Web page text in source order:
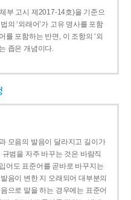
부 고시 제2017-14호)을 기준으
의 ‘외래어’가 고유 명사를 포함
포함하는 반면, 이 조항의 ‘외
좁은 개념이다.
모음의 발음이 달라지고 길이가
범을 자주 바꾸는 것은 바람직
어도 표준어를 곧바로 바꾸지는
음이 변한 지 오래되어 대부분의
으로 말을 하는 경우에는 표준어